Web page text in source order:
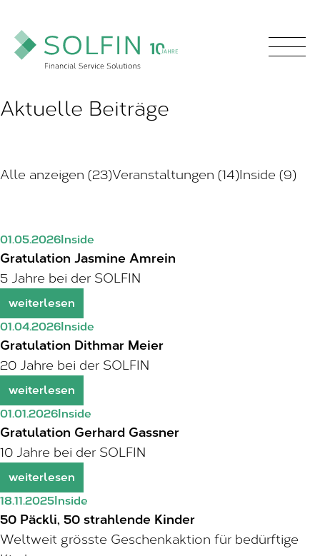
Aktuelle Beiträge
Alle anzeigen (23)Veranstaltungen (14)Inside (9)
01.05.2026Inside
Gratulation Jasmine Amrein
5 Jahre bei der SOLFIN
weiterlesen
01.04.2026Inside
Gratulation Dithmar Meier
20 Jahre bei der SOLFIN
weiterlesen
01.01.2026Inside
Gratulation Gerhard Gassner
10 Jahre bei der SOLFIN
weiterlesen
18.11.2025Inside
50 Päckli, 50 strahlende Kinder
Weltweit grösste Geschenkaktion für bedürftige